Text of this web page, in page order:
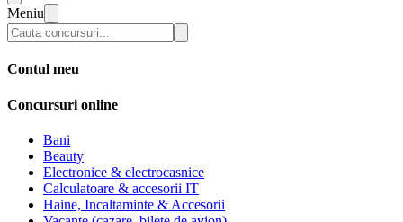
Meniu
Contul meu
Concursuri online
Bani
Beauty
Electronice & electrocasnice
Calculatoare & accesorii IT
Haine, Incaltaminte & Accesorii